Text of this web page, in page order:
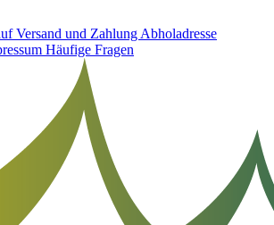
Versand und Zahlung Abholadresse
Häufige Fragen